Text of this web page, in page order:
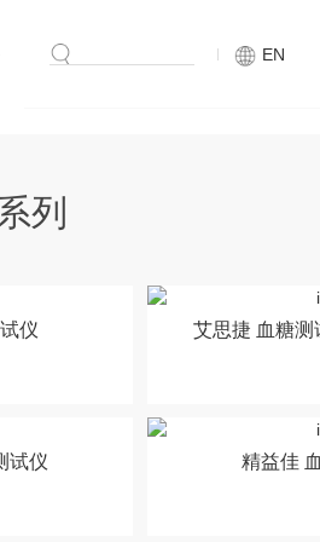
EN
列
仪 艾思捷 血糖测
试仪 精益佳